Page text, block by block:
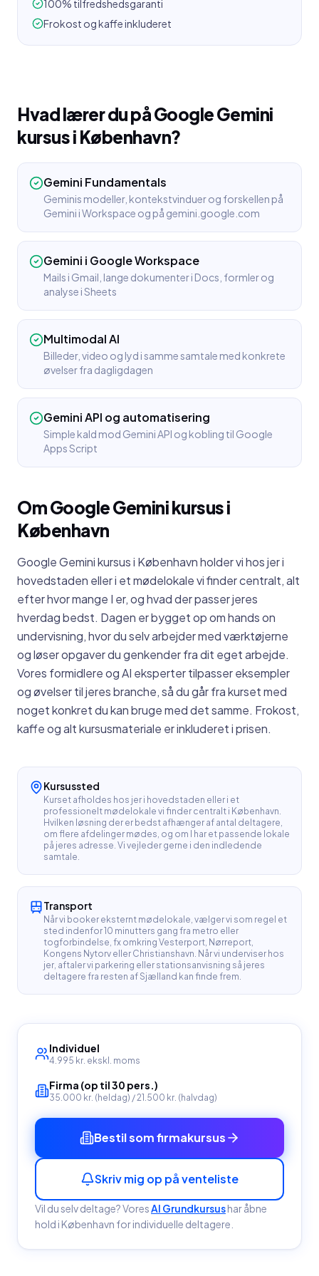
100% tilfredshedsgaranti
Frokost og kaffe inkluderet
Hvad lærer du påGoogle Gemini
kursusi København?
Gemini Fundamentals
Geminis modeller, kontekstvinduer og forskellen på
Gemini i Workspace og på gemini.google.com
Gemini i Google Workspace
Mails i Gmail, lange dokumenter i Docs, formler og
analyse i Sheets
Multimodal AI
Billeder, video og lyd i samme samtale med konkrete
øvelser fra dagligdagen
Gemini API og automatisering
Simple kald mod Gemini API og kobling til Google
Apps Script
OmGoogle Gemini kursusi
København
Google Gemini kursus i København holder vi hos jer i
hovedstaden eller i et mødelokale vi finder centralt, alt
efter hvor mange I er, og hvad der passer jeres
hverdag bedst. Dagen er bygget op om hands on
undervisning, hvor du selv arbejder med værktøjerne
og løser opgaver du genkender fra dit eget arbejde.
Vores formidlere og AI eksperter tilpasser eksempler
og øvelser til jeres branche, så du går fra kurset med
noget konkret du kan bruge med det samme. Frokost,
kaffe og alt kursusmateriale er inkluderet i prisen.
Kursussted
Kurset afholdes hos jer i hovedstaden eller i et
professionelt mødelokale vi finder centralt i København.
Hvilken løsning der er bedst afhænger af antal deltagere,
om flere afdelinger mødes, og om I har et passende lokale
på jeres adresse. Vi vejleder gerne i den indledende
samtale.
Transport
Når vi booker eksternt mødelokale, vælger vi som regel et
sted indenfor 10 minutters gang fra metro eller
togforbindelse, fx omkring Vesterport, Nørreport,
Kongens Nytorv eller Christianshavn. Når vi underviser hos
jer, aftaler vi parkering eller stationsanvisning så jeres
deltagere fra resten af Sjælland kan finde frem.
Individuel
4.995 kr. ekskl. moms
Firma (op til 30 pers.)
35.000 kr. (heldag) / 21.500 kr. (halvdag)
Bestil som firmakursus
Skriv mig op på venteliste
Vil du selv deltage? VoresAI Grundkursushar åbne
hold i København for individuelle deltagere.